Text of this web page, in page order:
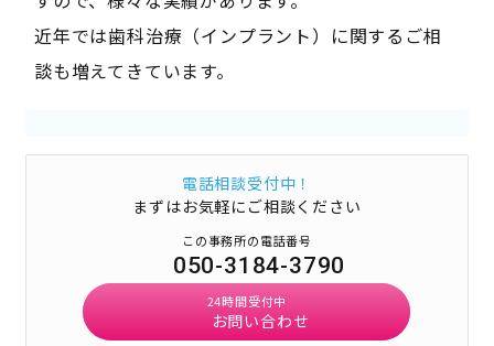
近年では歯科治療（インプラント）に関するご相
談も増えてきています。
電話相談受付中！
まずはお気軽にご相談ください
この事務所の電話番号
050-3184-3790
24時間受付中
お問い合わせ